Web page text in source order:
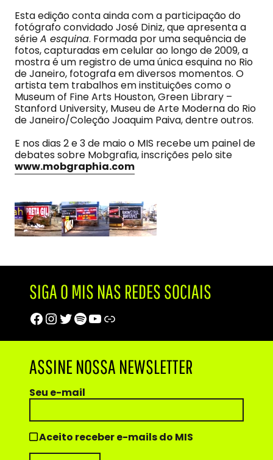
Esta edição conta ainda com a participação do
fotógrafo convidado José Diniz, que apresenta a
sérieA esquina. Formada por uma sequência de
fotos, capturadas em celular ao longo de 2009, a
mostra é um registro de uma única esquina no Rio
de Janeiro, fotografa em diversos momentos. O
artista tem trabalhos em instituições como o
Museum of Fine Arts Houston, Green Library –
Stanford University, Museu de Arte Moderna do Rio
de Janeiro/Coleção Joaquim Paiva, dentre outros.
E nos dias 2 e 3 de maio o MIS recebe um painel de
debates sobre Mobgrafia, inscrições pelo site
www.mobgraphia.com
SIGA O MIS NAS REDES SOCIAIS
Facebook
Instagram
Twitter
Spotify
Youtube
Trip Advisor
ASSINE NOSSA NEWSLETTER
Seu e-mail
Aceito receber e-mails do MIS